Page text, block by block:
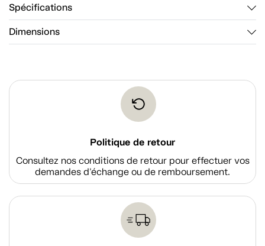
Spécifications
Dimensions
Politique de retour
Consultez nos conditions de retour pour effectuer vos
demandes d'échange ou de remboursement.